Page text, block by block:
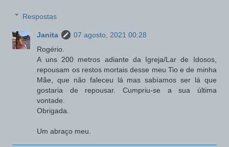
Respostas
Janita
07 agosto, 2021 00:28
Rogério.
A uns 200 metros adiante da Igreja/Lar de Idosos,
repousam os restos mortais desse meu Tio e de minha
Mãe, que não faleceu lá mas sabíamos ser lá que
gostaria de repousar. Cumpriu-se a sua última
vontade.
Obrigada.
Um abraço meu.